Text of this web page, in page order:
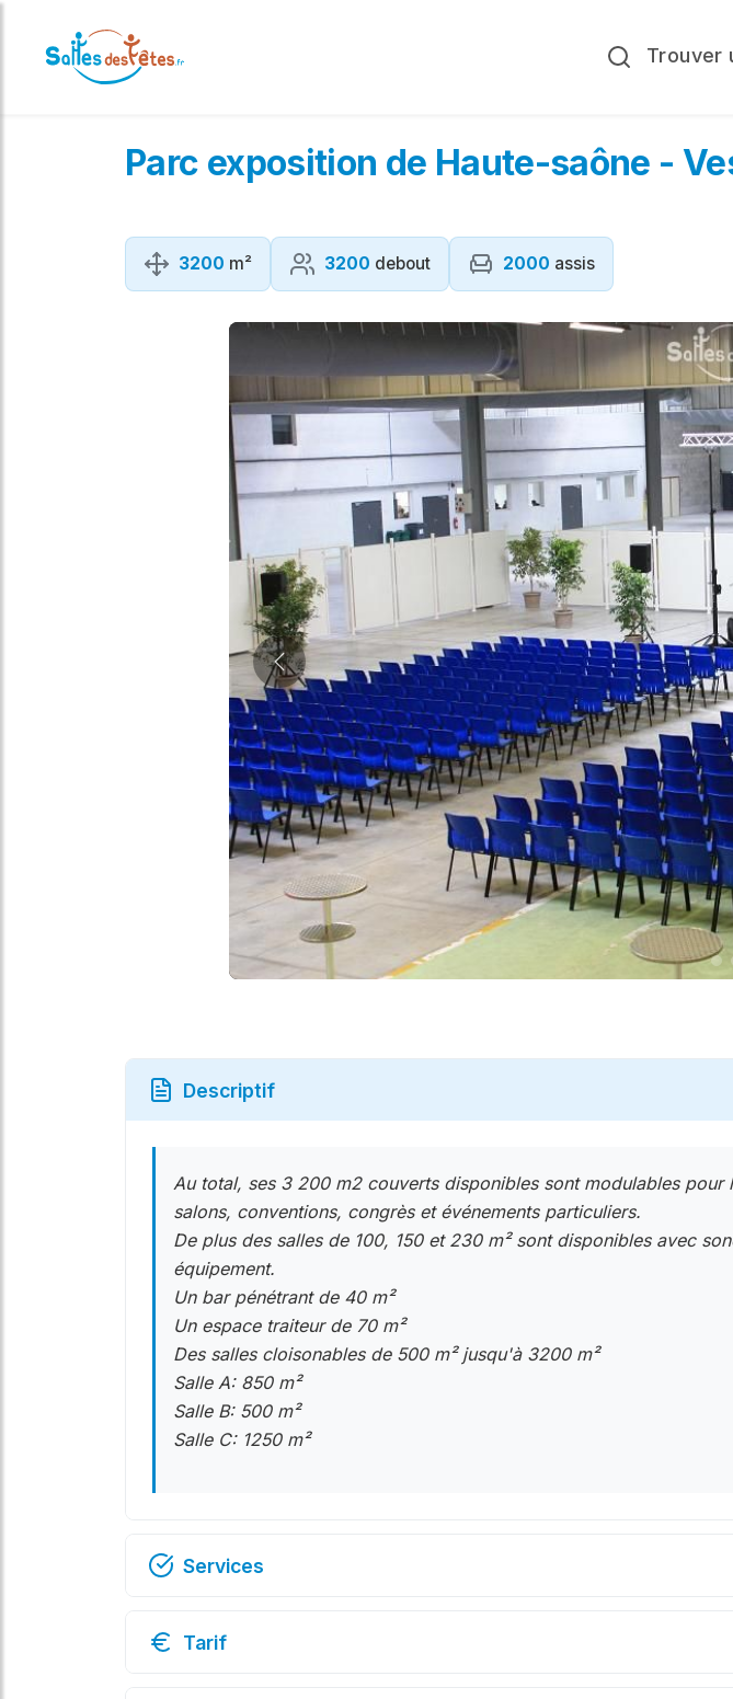
Trouver
Parc exposition de Haute-saône -
3200 m² 3200 debout 2000 assis
Précédent
Descriptif
Au total, ses 3 200 m2 couverts disponibles sont modulables pour
salons, conventions, congrès et événements particuliers.
De plus des salles de 100, 150 et 230 m² sont disponibles avec
équipement.
Un bar pénétrant de 40 m²
Un espace traiteur de 70 m²
Des salles cloisonables de 500 m² jusqu'à 3200 m²
Salle A: 850 m²
Salle B: 500 m²
Salle C: 1250 m²
Services
Tarif